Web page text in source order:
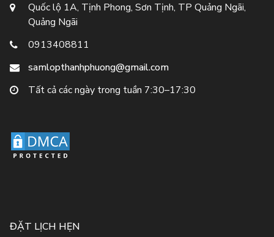
Quốc lộ 1A, Tịnh Phong, Sơn Tịnh, TP Quảng Ngãi,
Quảng Ngãi
0913408811
samlopthanhphuong@gmail.com
Tất cả các ngày trong tuần 7:30–17:30
ĐẶT LỊCH HẸN